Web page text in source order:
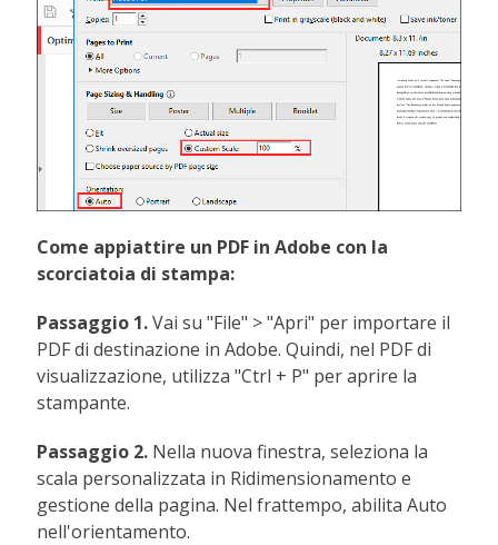
Come appiattire un PDF in Adobe con la
scorciatoia di stampa:
Passaggio 1.Vai su "File" > "Apri" per importare il
PDF di destinazione in Adobe. Quindi, nel PDF di
visualizzazione, utilizza "Ctrl + P" per aprire la
stampante.
Passaggio 2. Nella nuova finestra, seleziona la
scala personalizzata in Ridimensionamento e
gestione della pagina. Nel frattempo, abilita Auto
nell'orientamento.